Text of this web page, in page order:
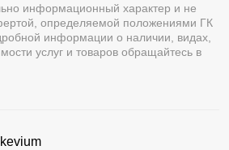
информационный характер и не
определяемой положениями ГК
информации о наличии, видах,
услуг и товаров обращайтесь в